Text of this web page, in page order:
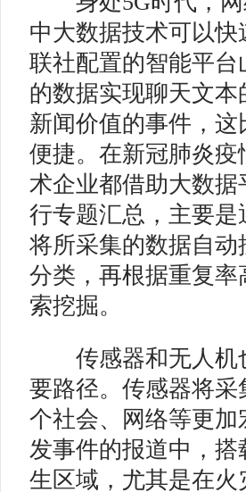
中大数据技术可以
联社配置的智能平
的数据实现聊天文
新闻价值的事件，
便捷。在新冠肺炎
术企业都借助大数
行专题汇总，主要
将所采集的数据自
分类，再根据重复
索挖掘。
传感器和无人机
要路径。传感器将
个社会、网络等更
发事件的报道中，
生区域，尤其是在